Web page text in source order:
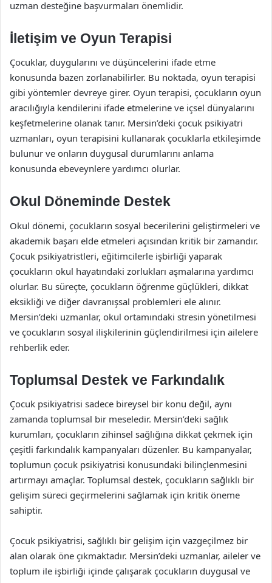
uzman desteğine başvurmaları önemlidir.
İletişim ve Oyun Terapisi
Çocuklar, duygularını ve düşüncelerini ifade etme
konusunda bazen zorlanabilirler. Bu noktada, oyun terapisi
gibi yöntemler devreye girer. Oyun terapisi, çocukların oyun
aracılığıyla kendilerini ifade etmelerine ve içsel dünyalarını
keşfetmelerine olanak tanır. Mersin’deki çocuk psikiyatri
uzmanları, oyun terapisini kullanarak çocuklarla etkileşimde
bulunur ve onların duygusal durumlarını anlama
konusunda ebeveynlere yardımcı olurlar.
Okul Döneminde Destek
Okul dönemi, çocukların sosyal becerilerini geliştirmeleri ve
akademik başarı elde etmeleri açısından kritik bir zamandır.
Çocuk psikiyatristleri, eğitimcilerle işbirliği yaparak
çocukların okul hayatındaki zorlukları aşmalarına yardımcı
olurlar. Bu süreçte, çocukların öğrenme güçlükleri, dikkat
eksikliği ve diğer davranışsal problemleri ele alınır.
Mersin’deki uzmanlar, okul ortamındaki stresin yönetilmesi
ve çocukların sosyal ilişkilerinin güçlendirilmesi için ailelere
rehberlik eder.
Toplumsal Destek ve Farkındalık
Çocuk psikiyatrisi sadece bireysel bir konu değil, aynı
zamanda toplumsal bir meseledir. Mersin’deki sağlık
kurumları, çocukların zihinsel sağlığına dikkat çekmek için
çeşitli farkındalık kampanyaları düzenler. Bu kampanyalar,
toplumun çocuk psikiyatrisi konusundaki bilinçlenmesini
artırmayı amaçlar. Toplumsal destek, çocukların sağlıklı bir
gelişim süreci geçirmelerini sağlamak için kritik öneme
sahiptir.
Çocuk psikiyatrisi, sağlıklı bir gelişim için vazgeçilmez bir
alan olarak öne çıkmaktadır. Mersin’deki uzmanlar, aileler ve
toplum ile işbirliği içinde çalışarak çocukların duygusal ve